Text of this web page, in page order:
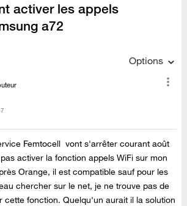
activer les appels
a72
Options
Femtocell vont s'arrêter courant août
activer la fonction appels WiFi sur mon
Orange, il est compatible sauf pour les
chercher sur le net, je ne trouve pas de
cette fonction. Quelqu'un aurait il la solution